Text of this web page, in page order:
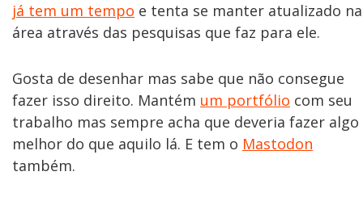
já tem um tempo e tenta se manter atualizado na
área através das pesquisas que faz para ele.
Gosta de desenhar mas sabe que não consegue
fazer isso direito. Mantém um portfólio com seu
trabalho mas sempre acha que deveria fazer algo
melhor do que aquilo lá. E tem o Mastodon
também.